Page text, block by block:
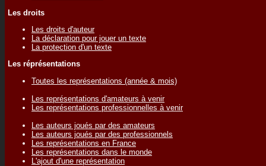
Les droits
Les droits d'auteur
La déclaration pour jouer un texte
La protection d'un texte
Les réprésentations
Toutes les représentations (année & mois)
Les représentations d'amateurs à venir
Les représentations professionnelles à venir
Les auteurs joués par des amateurs
Les auteurs joués par des professionnels
Les représentations en France
Les représentations dans le monde
L'ajout d'une représentation